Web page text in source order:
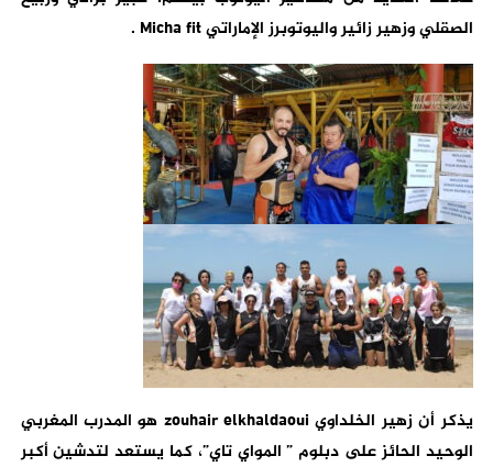
الصقلي وزهير زائير واليوتوبرز الإماراتي Micha fit .
يذكر أن زهير الخلداوي zouhair elkhaldaoui هو المدرب المغربي
الوحيد الحائز على دبلوم ” المواي تاي”، كما يستعد لتدشين أكبر